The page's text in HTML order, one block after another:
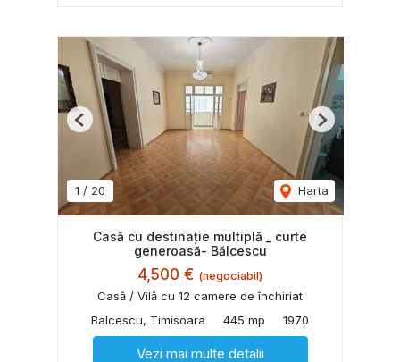
1 / 20 Harta
Previous Next
Casă cu destinație multiplă _ curte
generoasă- Bălcescu
4,500 € (negociabil)
Casă / Vilă cu 12 camere de închiriat
Balcescu, Timisoara
445 mp 1970
Vezi mai multe detalii